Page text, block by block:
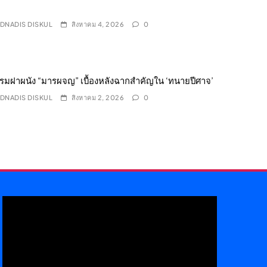
DISKUL สิงหาคม 4, 2026 0
มฝาผนัง “มารผจญ” เบื้องหลังฉากสำคัญใน ‘ทนายปีศาจ’
DISKUL สิงหาคม 2, 2026 0